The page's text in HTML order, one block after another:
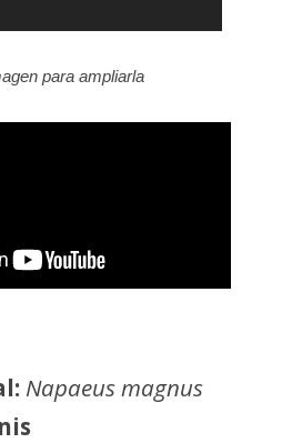
para ampliarla
Napaeus magnus